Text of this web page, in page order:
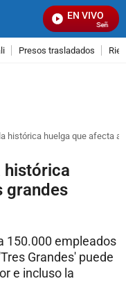
EN VIVO
Señal
Presos trasladados
la histórica huelga que afecta
histórica
grandes
150.000 empleados
Grandes' puede
e incluso la